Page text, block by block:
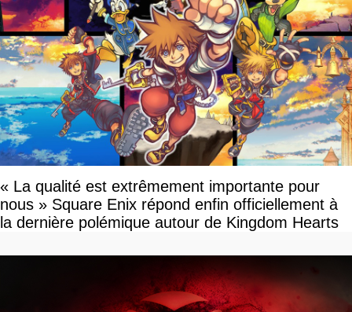
« La qualité est extrêmement importante pour
nous » Square Enix répond enfin officiellement à
la dernière polémique autour de Kingdom Hearts